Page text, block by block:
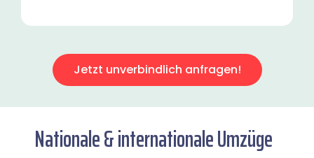
Jetzt unverbindlich anfragen!
Nationale & internationale Umzüge